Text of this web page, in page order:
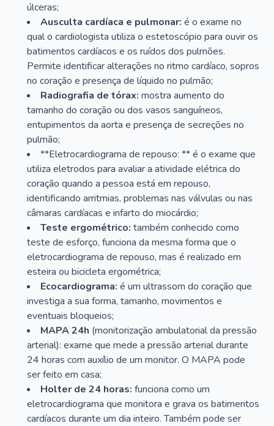
úlceras;
Ausculta cardíaca e pulmonar: é o exame no
qual o cardiologista utiliza o estetoscópio para ouvir os
batimentos cardíacos e os ruídos dos pulmões.
Permite identificar alterações no ritmo cardíaco, sopros
no coração e presença de líquido no pulmão;
Radiografia de tórax: mostra aumento do
tamanho do coração ou dos vasos sanguíneos,
entupimentos da aorta e presença de secreções no
pulmão;
**Eletrocardiograma de repouso: ** é o exame que
utiliza eletrodos para avaliar a atividade elétrica do
coração quando a pessoa está em repouso,
identificando arritmias, problemas nas válvulas ou nas
câmaras cardíacas e infarto do miocárdio;
Teste ergométrico: também conhecido como
teste de esforço, funciona da mesma forma que o
eletrocardiograma de repouso, mas é realizado em
esteira ou bicicleta ergométrica;
Ecocardiograma: é um ultrassom do coração que
investiga a sua forma, tamanho, movimentos e
eventuais bloqueios;
MAPA 24h (monitorização ambulatorial da pressão
arterial): exame que mede a pressão arterial durante
24 horas com auxílio de um monitor. O MAPA pode
ser feito em casa;
Holter de 24 horas: funciona como um
eletrocardiograma que monitora e grava os batimentos
cardíacos durante um dia inteiro. Também pode ser